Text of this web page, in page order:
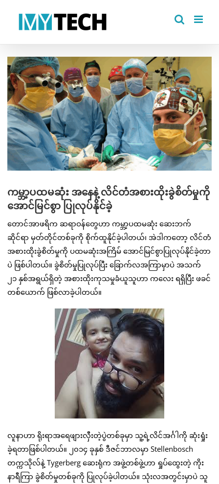
View
Larger
Image
ကမ္ဘာ့ပထမဆုံး အနေနဲ့ လိင်တံအစားထိုးခွဲစိတ်မှုကို
အောင်မြင်စွာ ပြုလုပ်နိုင်ခဲ့
တောင်အာဖရိက ဆရာဝန်တွေဟာ ကမ္ဘာ့ပထမဆုံး ဆေးဘက်
ဆိုင်ရာ မှတ်တိုင်တစ်ခုကို စိုက်ထူနိုင်ခဲ့ပါတယ်၊ အဲဒါကတော့ လိင်တံ
အစားထိုးခွဲစိတ်မှုကို ပထမဆုံးအကြိမ် အောင်မြင်စွာပြုလုပ်နိုင်ခဲ့တာ
ပဲ ဖြစ်ပါတယ်။ ခွဲစိတ်မှုပြုလုပ်ပြီး ခြောက်လအကြာမှာပဲ အသက်
၂၁ နှစ်အရွယ်ရှိတဲ့ အစားထိုးကုသမှုခံယူသူဟာ ကလေး ရရှိပြီး ဖခင်
တစ်ယောက် ဖြစ်လာခဲ့ပါတယ်။
လူနာဟာ ရိုးရာအရေဖျားလှီးတဲ့ပွဲတစ်ခုမှာ သူ့ရဲ့လိင်အင်္ဂါကို ဆုံးရှုံး
ခဲ့ရတာဖြစ်ပါတယ်။ ၂၀၁၄ ခုနှစ် ဒီဇင်ဘာလမှာ Stellenbosch
တက္ကသိုလ်နဲ့ Tygerberg ဆေးရုံက အဖွဲ့တစ်ဖွဲ့ဟာ ရှုပ်ထွေးတဲ့ ကိုး
နာရီကြာ ခွဲစိတ်မှုတစ်ခုကို ပြုလုပ်ခဲ့ပါတယ်။ သုံးလအတွင်းမှာပဲ သူ